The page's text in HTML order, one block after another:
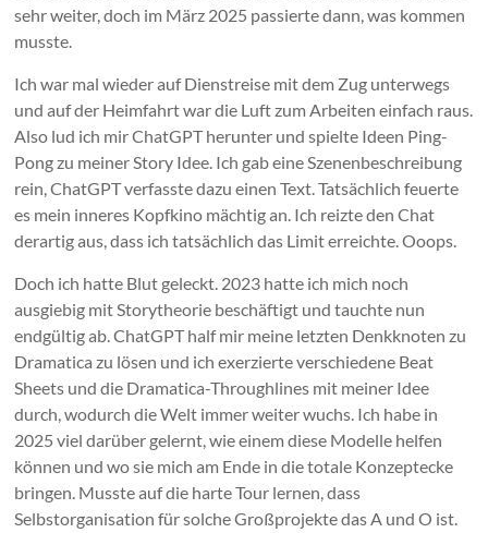
sehr weiter, doch im März 2025 passierte dann, was kommen
musste.
Ich war mal wieder auf Dienstreise mit dem Zug unterwegs
und auf der Heimfahrt war die Luft zum Arbeiten einfach raus.
Also lud ich mir ChatGPT herunter und spielte Ideen Ping-
Pong zu meiner Story Idee. Ich gab eine Szenenbeschreibung
rein, ChatGPT verfasste dazu einen Text. Tatsächlich feuerte
es mein inneres Kopfkino mächtig an. Ich reizte den Chat
derartig aus, dass ich tatsächlich das Limit erreichte. Ooops.
Doch ich hatte Blut geleckt. 2023 hatte ich mich noch
ausgiebig mit Storytheorie beschäftigt und tauchte nun
endgültig ab. ChatGPT half mir meine letzten Denkknoten zu
Dramatica zu lösen und ich exerzierte verschiedene Beat
Sheets und die Dramatica-Throughlines mit meiner Idee
durch, wodurch die Welt immer weiter wuchs. Ich habe in
2025 viel darüber gelernt, wie einem diese Modelle helfen
können und wo sie mich am Ende in die totale Konzeptecke
bringen. Musste auf die harte Tour lernen, dass
Selbstorganisation für solche Großprojekte das A und O ist.